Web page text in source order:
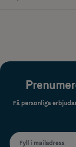
Få personliga
Fyll i mailadress